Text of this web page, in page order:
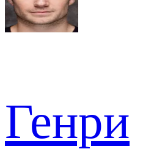
Генри